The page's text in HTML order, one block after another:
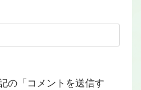
の「コメントを送信す